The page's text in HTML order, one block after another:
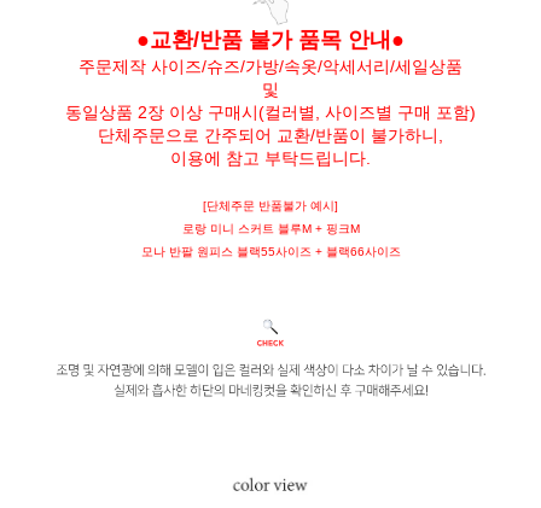
●교환/반품 불가 품목 안내●
주문제작 사이즈/슈즈/가방/속옷/악세서리/세일상품
및
동일상품 2장 이상 구매시(컬러별, 사이즈별 구매 포함)
단체주문으로 간주되어 교환/반품이 불가하니,
이용에 참고 부탁드립니다.
[단체주문 반품불가 예시]
로랑 미니 스커트 블루M + 핑크M
모나 반팔 원피스 블랙55사이즈 + 블랙66사이즈